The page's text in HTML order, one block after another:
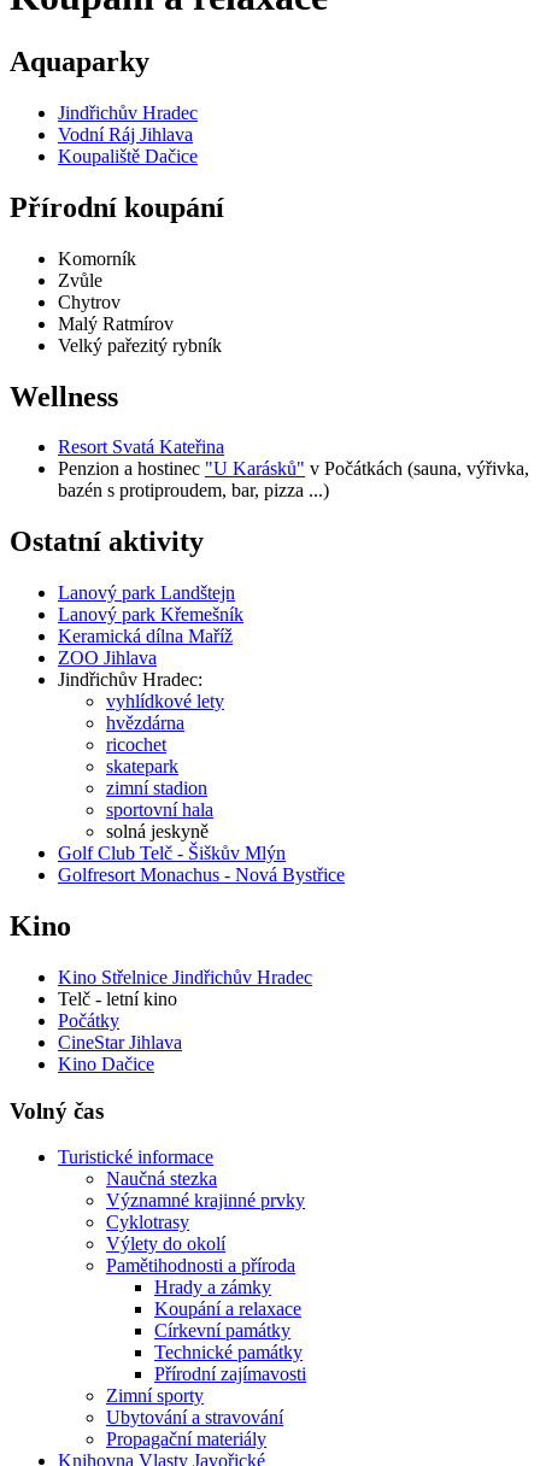
Aquaparky
Jindřichův Hradec
Vodní Ráj Jihlava
Koupaliště Dačice
Přírodní koupání
Komorník
Zvůle
Chytrov
Malý Ratmírov
Velký pařezitý rybník
Wellness
Resort Svatá Kateřina
Penzion a hostinec "U Karásků" v Počátkách (sauna, výřivka,
bazén s protiproudem, bar, pizza ...)
Ostatní aktivity
Lanový park Landštejn
Lanový park Křemešník
Keramická dílna Maříž
ZOO Jihlava
Jindřichův Hradec:
vyhlídkové lety
hvězdárna
ricochet
skatepark
zimní stadion
sportovní hala
solná jeskyně
Golf Club Telč - Šiškův Mlýn
Golfresort Monachus - Nová Bystřice
Kino
Kino Střelnice Jindřichův Hradec
Telč - letní kino
Počátky
CineStar Jihlava
Kino Dačice
Volný čas
Turistické informace
Naučná stezka
Významné krajinné prvky
Cyklotrasy
Výlety do okolí
Pamětihodnosti a příroda
Hrady a zámky
Koupání a relaxace
Církevní památky
Technické památky
Přírodní zajímavosti
Zimní sporty
Ubytování a stravování
Propagační materiály
Knihovna Vlasty Javořické